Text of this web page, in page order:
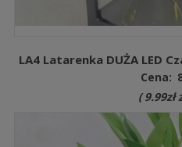
LA4 Latarenka DUŻA LED
Cena:
( 9.99zł